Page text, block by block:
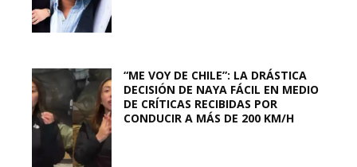
“ME VOY DE CHILE”: LA DRÁSTICA
DECISIÓN DE NAYA FÁCIL EN MEDIO
DE CRÍTICAS RECIBIDAS POR
CONDUCIR A MÁS DE 200 KM/H